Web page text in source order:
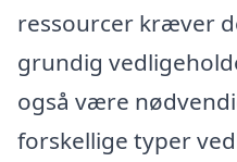
ressourcer kræver
grundig
også være
forskellige typer